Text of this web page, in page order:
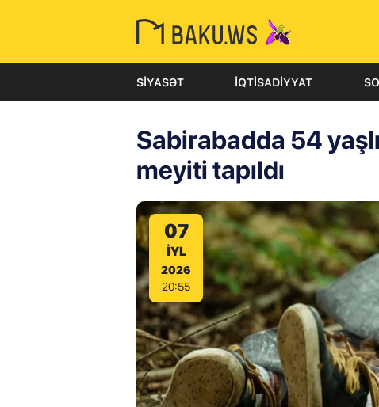
SIYASƏT İQTISADIYYAT
Sabirabadda 54
meyiti tapıldı
07
IYL
2026
20:55